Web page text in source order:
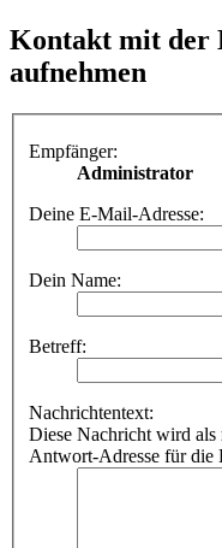
Kontakt mit der
aufnehmen
Empfänger:
Administrator
Deine E-Mail-Adresse:
Dein Name:
Betreff:
Nachrichtentext:
Diese Nachricht wird
Antwort-Adresse für die